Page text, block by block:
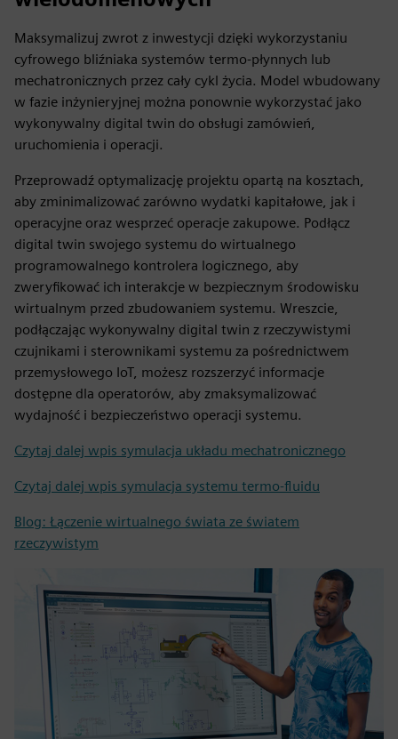
Maksymalizuj zwrot z inwestycji dzięki wykorzystaniu
cyfrowego bliźniaka systemów termo-płynnych lub
mechatronicznych przez cały cykl życia. Model wbudowany
w fazie inżynieryjnej można ponownie wykorzystać jako
wykonywalny digital twin do obsługi zamówień,
uruchomienia i operacji.
Przeprowadź optymalizację projektu opartą na kosztach,
aby zminimalizować zarówno wydatki kapitałowe, jak i
operacyjne oraz wesprzeć operacje zakupowe. Podłącz
digital twin swojego systemu do wirtualnego
programowalnego kontrolera logicznego, aby
zweryfikować ich interakcje w bezpiecznym środowisku
wirtualnym przed zbudowaniem systemu. Wreszcie,
podłączając wykonywalny digital twin z rzeczywistymi
czujnikami i sterownikami systemu za pośrednictwem
przemysłowego IoT, możesz rozszerzyć informacje
dostępne dla operatorów, aby zmaksymalizować
wydajność i bezpieczeństwo operacji systemu.
Czytaj dalej wpis symulacja układu mechatronicznego
Czytaj dalej wpis symulacja systemu termo-fluidu
Blog: Łączenie wirtualnego świata ze światem
rzeczywistym